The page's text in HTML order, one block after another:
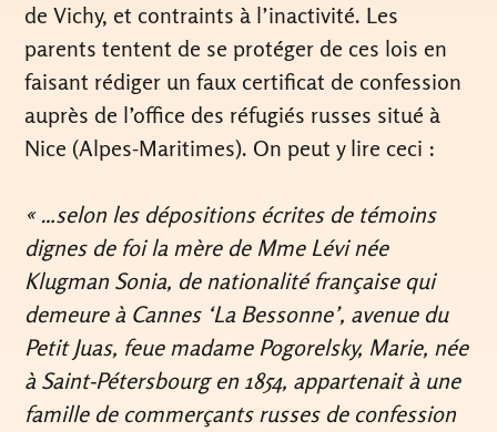
de Vichy, et contraints à l’inactivité. Les
parents tentent de se protéger de ces lois en
faisant rédiger un faux certificat de confession
auprès de l’office des réfugiés russes situé à
Nice (Alpes-Maritimes). On peut y lire ceci :
« …selon les dépositions écrites de témoins
dignes de foi la mère de Mme Lévi née
Klugman Sonia, de nationalité française qui
demeure à Cannes ‘La Bessonne’, avenue du
Petit Juas, feue madame Pogorelsky, Marie, née
à Saint-Pétersbourg en 1854, appartenait à une
famille de commerçants russes de confession